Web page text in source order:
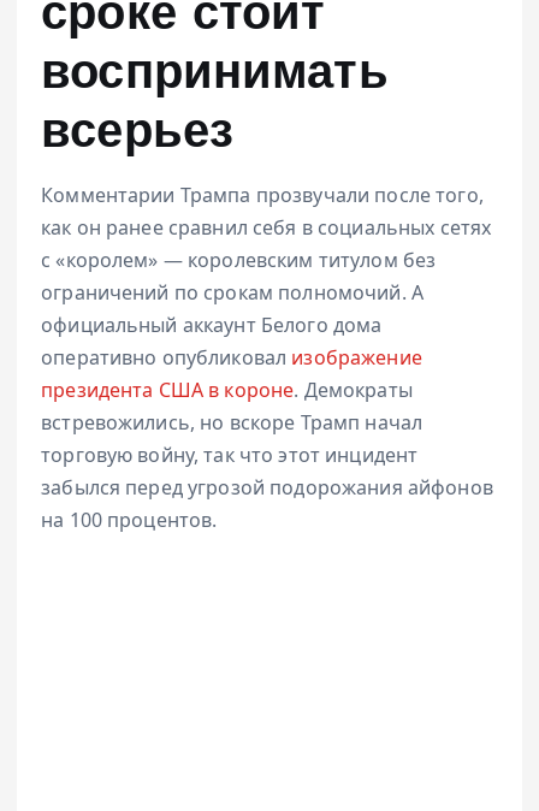
сроке стоит
воспринимать
всерьез
Комментарии Трампа прозвучали после того,
как он ранее сравнил себя в социальных сетях
с «королем» — королевским титулом без
ограничений по срокам полномочий. А
официальный аккаунт Белого дома
оперативно опубликовал изображение
президента США в короне. Демократы
встревожились, но вскоре Трамп начал
торговую войну, так что этот инцидент
забылся перед угрозой подорожания айфонов
на 100 процентов.